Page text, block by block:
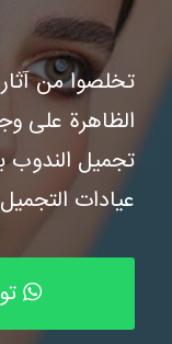
تخلصوا من
الظاهرة على
تجميل الندوب
عيادات